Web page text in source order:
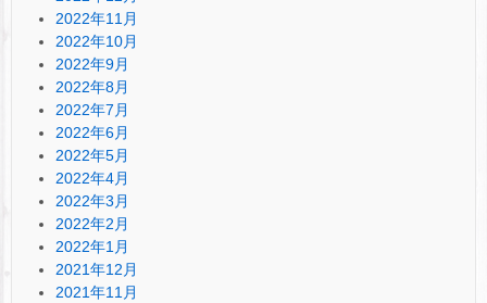
2022年11月
2022年10月
2022年9月
2022年8月
2022年7月
2022年6月
2022年5月
2022年4月
2022年3月
2022年2月
2022年1月
2021年12月
2021年11月